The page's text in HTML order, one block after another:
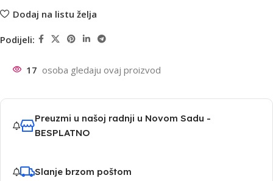
Dodaj na listu želja
Podijeli:
17 osoba gledaju ovaj proizvod
Preuzmi u našoj radnji u Novom Sadu -
BESPLATNO
Slanje brzom poštom